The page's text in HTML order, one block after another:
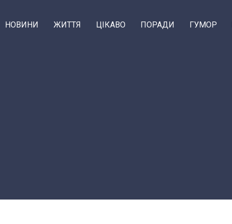
НОВИНИ ЖИТТЯ ЦІКАВО ПОРАДИ ГУМОР